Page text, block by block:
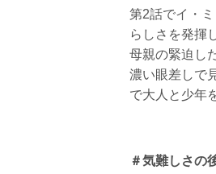
第2話でイ・
らしさを発揮
母親の緊迫し
濃い眼差しで
で大人と少年
＃気難しさの